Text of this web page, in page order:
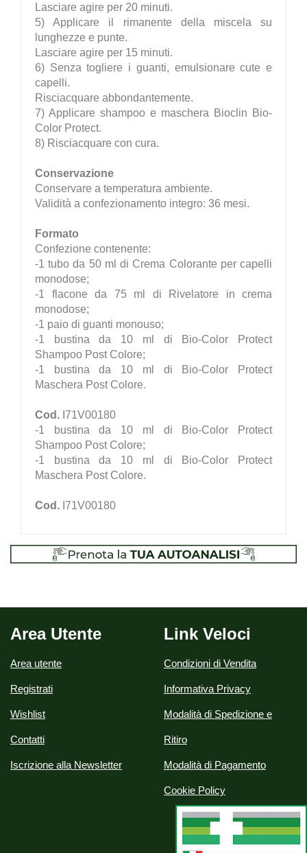
Lasciare agire per 20 minuti.
5) Applicare il rimanente della miscela su
lunghezze e punte.
Lasciare agire per 15 minuti.
6) Senza togliere i guanti, emulsionare cute e
capelli.
Risciacquare abbondantemente.
7) Applicare shampoo e maschera Bioclin Bio-
Color Protect.
8) Risciacquare con cura.
Conservazione
Conservare a temperatura ambiente.
Validità a confezionamento integro: 36 mesi.
Formato
Confezione contenente:
-1 tubo da 50 ml di Crema Colorante per capelli
monodose;
-1 flacone da 75 ml di Rivelatore in crema
monodose;
-1 paio di guanti monouso;
-1 bustina da 10 ml di Bio-Color Protect
Shampoo Post Colore;
-1 bustina da 10 ml di Bio-Color Protect
Maschera Post Colore.
Cod. I71V00180
-1 bustina da 10 ml di Bio-Color Protect
Shampoo Post Colore;
-1 bustina da 10 ml di Bio-Color Protect
Maschera Post Colore.
Cod. I71V00180
Area Utente
Area utente
Registrati
Wishlist
Contatti
Iscrizione alla Newsletter
Link Veloci
Condizioni di Vendita
Informativa Privacy
Modalità di Spedizione e
Ritiro
Modalità di Pagamento
Cookie Policy